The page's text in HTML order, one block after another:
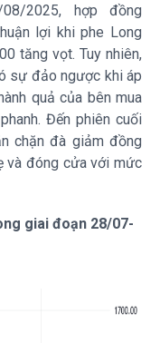
2025, hợp đồng
lợi khi phe Long
tăng vọt. Tuy nhiên,
sự đảo ngược khi áp
quả của bên mua
Đến phiên cuối
chặn đà giảm đồng
và đóng cửa với mức
giai đoạn 28/07-